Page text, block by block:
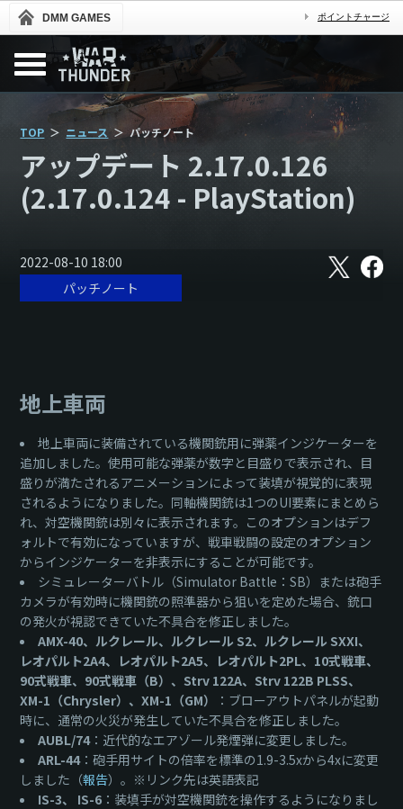
DMM GAMES ポイントチャージ
TOP ニュース パッチノート
アップデート 2.17.0.126
(2.17.0.124 - PlayStation)
2022-08-10 18:00 X フ
ェ
パッチノート
地上車両
地上車両に装備されている機関銃用に弾薬インジケーターを
追加しました。使用可能な弾薬が数字と目盛りで表示され、目
盛りが満たされるアニメーションによって装填が視覚的に表現
されるようになりました。同軸機関銃は1つのUI要素にまとめら
れ、対空機関銃は別々に表示されます。このオプションはデフ
ォルトで有効になっていますが、戦車戦闘の設定のオプション
からインジケーターを非表示にすることが可能です。
シミュレーターバトル（Simulator Battle：SB）または砲手
カメラが有効時に機関銃の照準器から狙いを定めた場合、銃口
の発火が視認できていた不具合を修正しました。
AMX-40、ルクレール、ルクレール S2、ルクレール SXXI、
レオパルト2A4、レオパルト2A5、レオパルト2PL、10式戦車、
90式戦車、90式戦車（B）、Strv 122A、Strv 122B PLSS、
XM-1（Chrysler）、XM-1（GM）
：ブローアウトパネルが起動
時に、通常の火災が発生していた不具合を修正しました。
AUBL/74：近代的なエアゾール発煙弾に変更しました。
ARL-44：砲手用サイトの倍率を標準の1.9-3.5хから4хに変更
しました（報告）。※リンク先は英語表記
IS-3、 IS-6 ：装填手が対空機関銃を操作するようになりまし